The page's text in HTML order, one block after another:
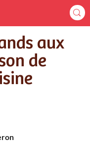
Nathencuisine
aux
de